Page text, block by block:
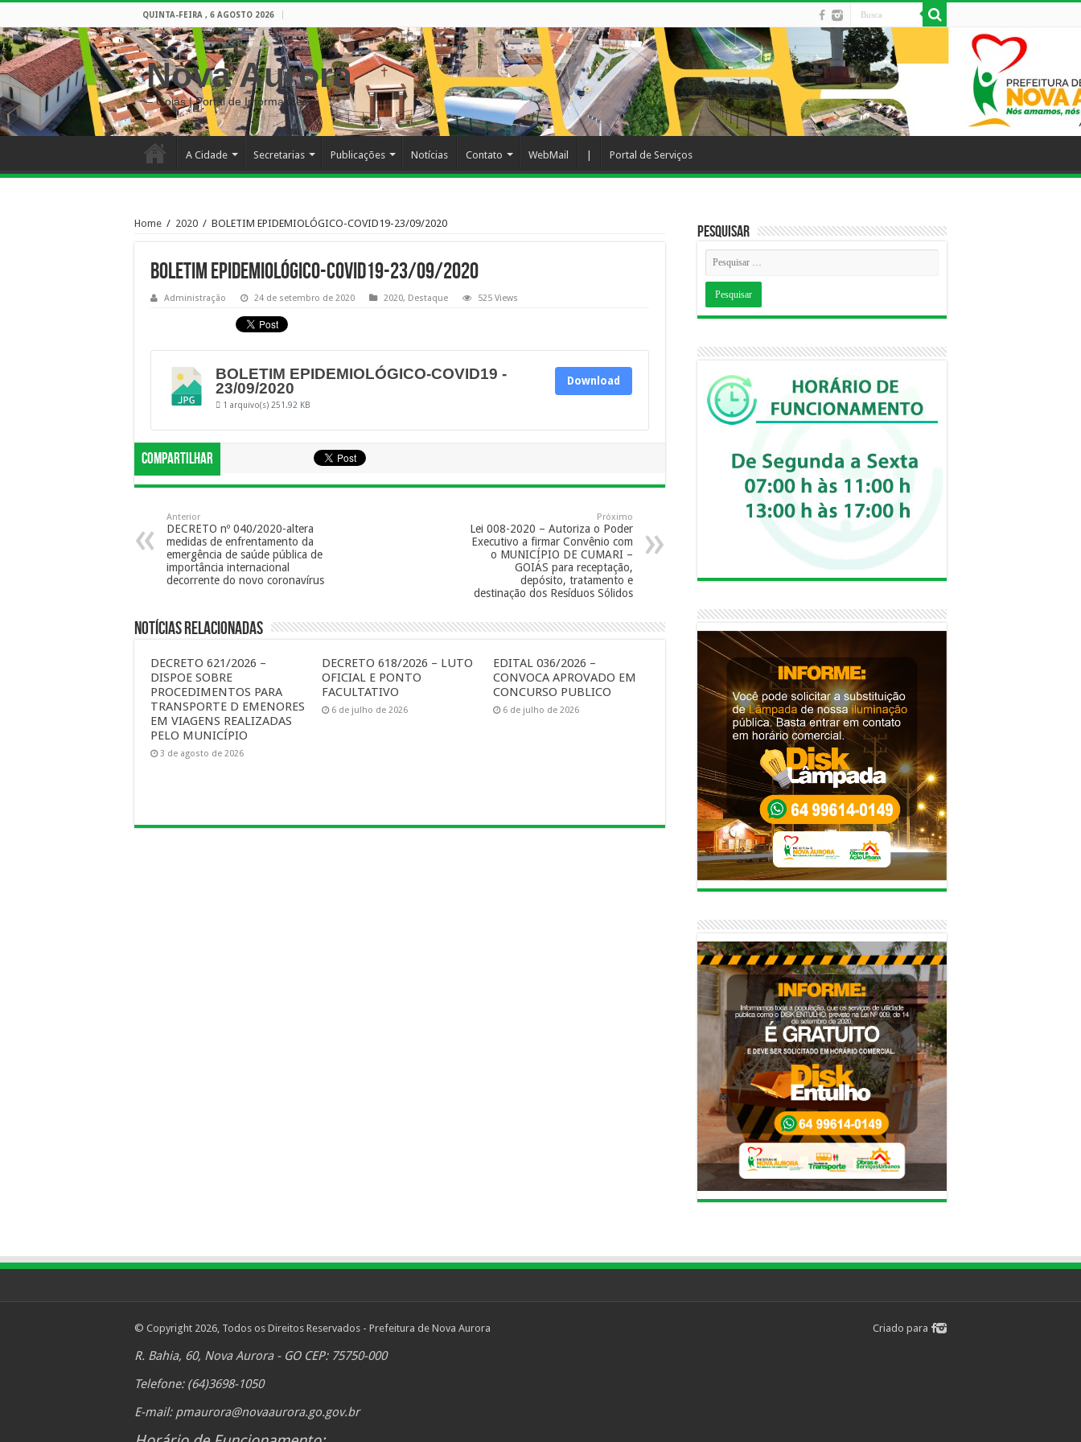
QUINTA-FEIRA , 6 AGOSTO 2026
Nova Aurora
– Goiás | Portal de Informações
A Cidade Secretarias Publicações Notícias Contato WebMail Portal de Serviços
Home / 2020 / BOLETIM EPIDEMIOLÓGICO-COVID19-23/09/2020
BOLETIM EPIDEMIOLÓGICO-COVID19-23/09/2020
Administração 24 de setembro de 2020 2020, Destaque 525 Views
BOLETIM EPIDEMIOLÓGICO-COVID19 -
23/09/2020
1 arquivo(s) 251.92 KB
Download
Compartilhar
Anterior
DECRETO nº 040/2020-altera
medidas de enfrentamento da
emergência de saúde pública de
importância internacional
decorrente do novo coronavírus
Próximo
Lei 008-2020 – Autoriza o Poder
Executivo a firmar Convênio com
o MUNICÍPIO DE CUMARI –
GOIÁS para receptação,
depósito, tratamento e
destinação dos Resíduos Sólidos
Notícias Relacionadas
DECRETO 621/2026 –
DISPOE SOBRE
PROCEDIMENTOS PARA
TRANSPORTE D EMENORES
EM VIAGENS REALIZADAS
PELO MUNICÍPIO
3 de agosto de 2026
DECRETO 618/2026 – LUTO
OFICIAL E PONTO
FACULTATIVO
6 de julho de 2026
EDITAL 036/2026 –
CONVOCA APROVADO EM
CONCURSO PUBLICO
6 de julho de 2026
Pesquisar
Criado para
© Copyright 2026, Todos os Direitos Reservados - Prefeitura de Nova Aurora
R. Bahia, 60, Nova Aurora - GO CEP: 75750-000
Telefone: (64)3698-1050
E-mail: pmaurora@novaaurora.go.gov.br